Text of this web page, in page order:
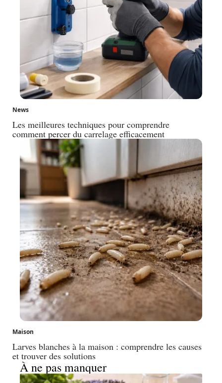
News
Les meilleures techniques pour comprendre
comment percer du carrelage efficacement
Maison
Larves blanches à la maison : comprendre les causes
et trouver des solutions
À ne pas manquer